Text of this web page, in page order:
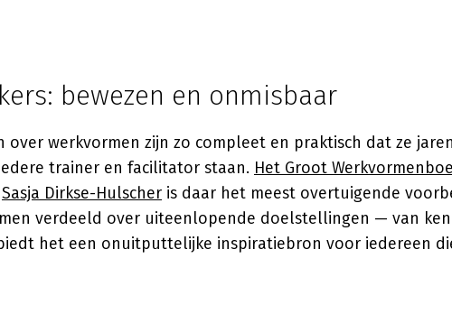
bewezen en onmisbaar
over werkvormen zijn zo compleet en praktisch dat ze
trainer en facilitator staan. Het Groot
Sasja Dirkse-Hulscher is daar het meest overtuigende
verdeeld over uiteenlopende doelstellingen — van
het een onuitputtelijke inspiratiebron voor iedereen